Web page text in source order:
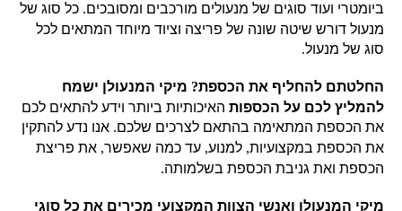
ביומטרי ועוד סוגים של מנעולים מורכבים ומסובכים. כל סוג של
מנעול דורש שיטה שונה של פריצה וציוד מיוחד המתאים לכל
סוג של מנעול.
החלטתם להחליף את הכספת? מיקי המנעולן ישמח
להמליץ לכם על הכספות האיכותיות ביותר וידע להתאים לכם
את הכספת המתאימה בהתאם לצרכים שלכם. אנו נדע להתקין
את הכספת במקצועיות, למנוע, עד כמה שאפשר, את פריצת
הכספת ואת גניבת הכספת בשלמותה.
מיקי המנעולן ואנשי הצוות המקצועי מכירים את כל סוגי